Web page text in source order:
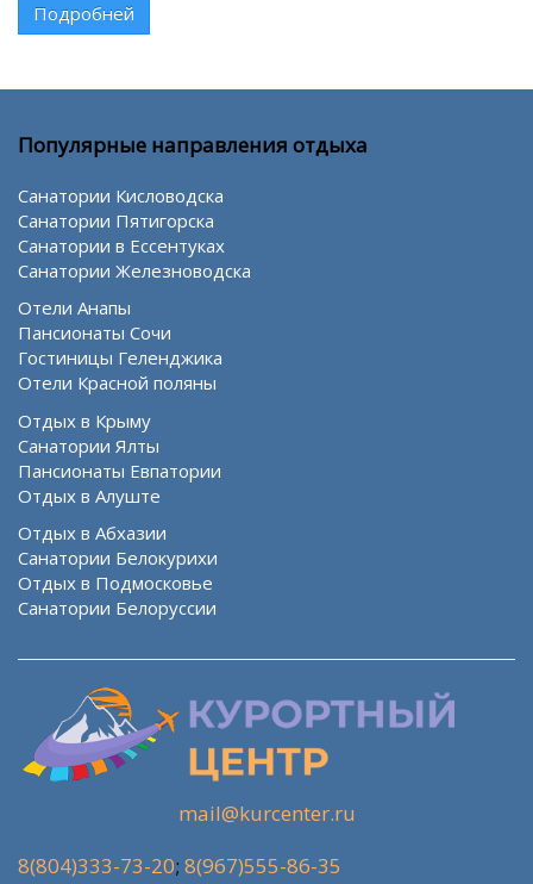
Подробней
Популярные направления отдыха
Санатории Кисловодска
Санатории Пятигорска
Санатории в Ессентуках
Санатории Железноводска
Отели Анапы
Пансионаты Сочи
Гостиницы Геленджика
Отели Красной поляны
Отдых в Крыму
Санатории Ялты
Пансионаты Евпатории
Отдых в Алуште
Отдых в Абхазии
Санатории Белокурихи
Отдых в Подмосковье
Санатории Белоруссии
mail@kurcenter.ru
8(804)333-73-20; 8(967)555-86-35